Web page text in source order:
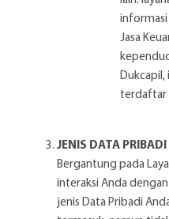
informasi
Jasa
Dukcapil,
terdaftar
JENIS DATA PRIBADI
Bergantung pada
interaksi Anda
jenis Data Pribadi